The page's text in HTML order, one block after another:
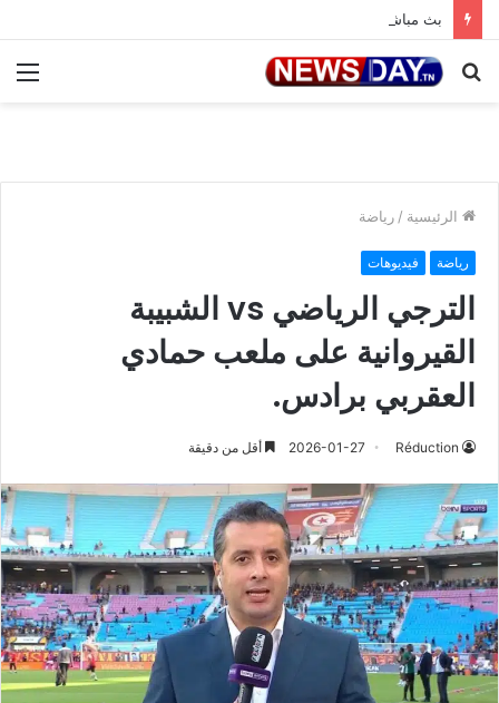
بث مباشر/ مباراة تونس و هولاندا.
بحث
الرئيسية / رياضة
رياضة فيديوهات
الترجي الرياضي vs الشبيبة
القيروانية على ملعب حمادي
العقربي برادس.
Réduction
2026-01-27 أقل من دقيقة